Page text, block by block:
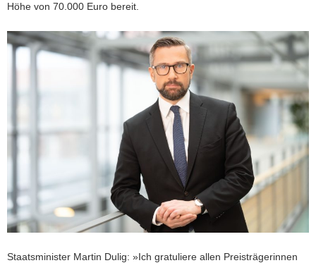
Höhe von 70.000 Euro bereit.
Staatsminister Martin Dulig: »Ich gratuliere allen Preisträgerinnen